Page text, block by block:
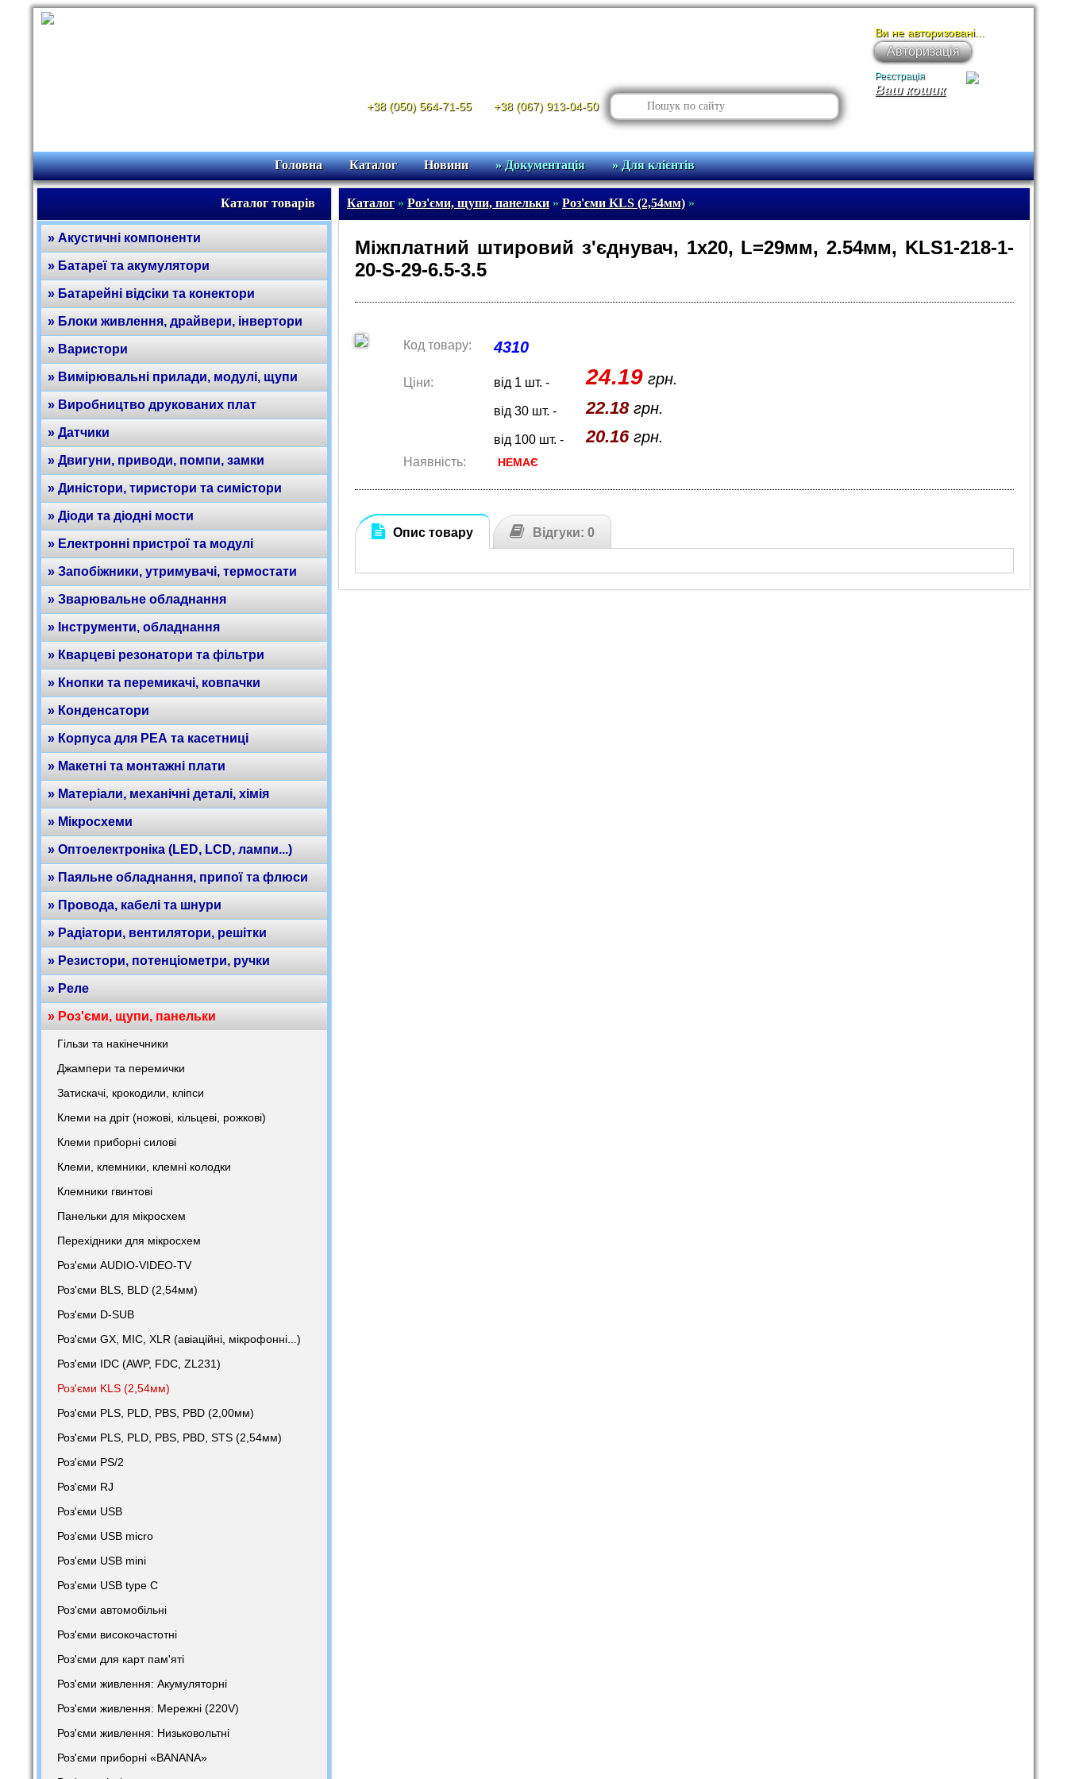
+38 (050) 564-71-55 +38 (067) 913-04-50
Ваш кошик
Ви не авторизовані...
Авторизація
Реєстрація
Головна Каталог Новини » Документація » Для клієнтів
Каталог товарів
» Акустичні компоненти
» Батареї та акумулятори
» Батарейні відсіки та конектори
» Блоки живлення, драйвери, інвертори
» Варистори
» Вимірювальні прилади, модулі, щупи
» Виробництво друкованих плат
» Датчики
» Двигуни, приводи, помпи, замки
» Диністори, тиристори та симістори
» Діоди та діодні мости
» Електронні пристрої та модулі
» Запобіжники, утримувачі, термостати
» Зварювальне обладнання
» Інструменти, обладнання
» Кварцеві резонатори та фільтри
» Кнопки та перемикачі, ковпачки
» Конденсатори
» Корпуса для РЕА та касетниці
» Макетні та монтажні плати
» Матеріали, механічні деталі, хімія
» Мікросхеми
» Оптоелектроніка (LED, LCD, лампи...)
» Паяльне обладнання, припої та флюси
» Провода, кабелі та шнури
» Радіатори, вентилятори, решітки
» Резистори, потенціометри, ручки
» Реле
» Роз'єми, щупи, панельки
Гільзи та накінечники
Джампери та перемички
Затискачі, крокодили, кліпси
Клеми на дріт (ножові, кільцеві, рожкові)
Клеми приборні силові
Клеми, клемники, клемні колодки
Клемники гвинтові
Панельки для мікросхем
Перехідники для мікросхем
Роз'єми AUDIO-VIDEO-TV
Роз'єми BLS, BLD (2,54мм)
Роз'єми D-SUB
Роз'єми GX, MIC, XLR (авіаційні, мікрофонні...)
Роз'єми IDC (AWP, FDC, ZL231)
Роз'єми KLS (2,54мм)
Роз'єми PLS, PLD, PBS, PBD (2,00мм)
Роз'єми PLS, PLD, PBS, PBD, STS (2,54мм)
Роз'єми PS/2
Роз'єми RJ
Роз'єми USB
Роз'єми USB micro
Роз'єми USB mini
Роз'єми USB type C
Роз'єми автомобільні
Роз'єми високочастотні
Роз'єми для карт пам'яті
Роз'єми живлення: Акумуляторні
Роз'єми живлення: Мережні (220V)
Роз'єми живлення: Низьковольтні
Роз'єми приборні «BANANA»
Каталог» Роз'єми, щупи, панельки» Роз'єми KLS (2,54мм)»
Міжплатний штировий з'єднувач, 1x20, L=29мм, 2.54мм, KLS1-218-1-
20-S-29-6.5-3.5
Код товару: 4310
Ціни: від 1 шт. - 24.19 грн.
від 30 шт. - 22.18грн.
від 100 шт. - 20.16грн.
Наявність: НЕМАЄ
Опис товару Відгуки: 0